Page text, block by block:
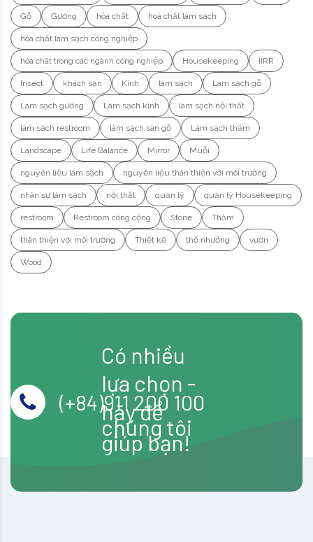
Gỗ Gương hóa chất hoá chất làm sạch
hóa chất làm sạch công nghiệp
hóa chât trong các ngành công nghiệp Housekeeping IIRR
Insect khách sạn Kính làm sạch Làm sạch gỗ
Làm sạch gương Làm sạch kính làm sạch nội thất
làm sạch restroom làm sạch sàn gỗ Làm sạch thảm
Landscape Life Balance Mirror Muỗi
nguyên liệu làm sạch nguyên liệu thân thiện với môi trường
nhân sự làm sạch nội thất quản lý quản lý Housekeeping
restroom Restroom công cộng Stone Thảm
thân thiện với môi trường Thiết kế thổ nhưỡng vườn
Wood
Có nhiều
lựa chọn -
hãy để
chúng tôi
giúp bạn!
(+84)911 200 100